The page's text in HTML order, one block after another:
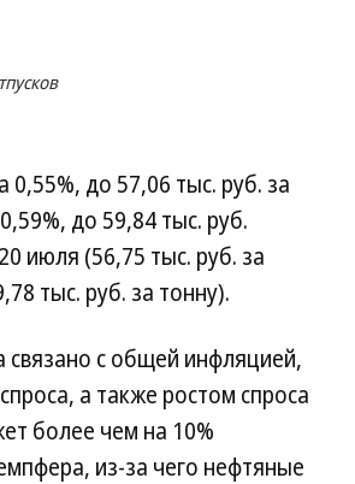
до 57,06 тыс. руб. за
до 59,84 тыс. руб.
июля (56,75 тыс. руб. за
тыс. руб. за тонну).
с общей инфляцией,
а также ростом спроса
более чем на 10%
из-за чего нефтяные